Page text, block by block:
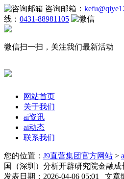
咨询邮箱：
线： 0431-88981105
微信扫一扫，关注我们最新活动
网站首页
关于我们
ai资讯
ai动态
联系我们
您的位置： J9直营集团官方网站 >
国（深圳）分析开辟研究院金融成
发表日期：2026-04-06 05:01 文